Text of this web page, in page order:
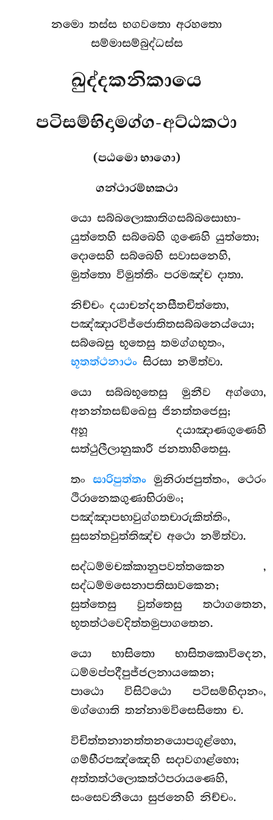
නමො තස්ස භගවතො අරහතො
සම්මාසම්බුද්ධස්ස
ඛුද්දකනිකායෙ
පටිසම්භිදාමග්ග-අට්ඨකථා
(පඨමො භාගො)
ගන්ථාරම්භකථා
යො සබ්බලොකාතිගසබ්බසොභා-
යුත්තෙහි සබ්බෙහි ගුණෙහි යුත්තො;
දොසෙහි සබ්බෙහි සවාසනෙහි,
මුත්තො විමුත්තිං පරමඤ්ච දාතා.
නිච්චං දයාචන්දනසීතචිත්තො,
පඤ්ඤාරවිජ්ජොතිතසබ්බනෙය්යො;
සබ්බෙසු භූතෙසු තමග්ගභූතං,
භූතත්ථනාථංසිරසා නමිත්වා.
යොසබ්බභූතෙසු මුනීව අග්ගො,
අනන්තසඞ්ඛෙසු ජිනත්තජෙසු;
අහූ දයාඤාණගුණෙහි
සත්ථුලීලානුකාරී ජනතාහිතෙසු.
තංසාරිපුත්තං මුනිරාජපුත්තං, ථෙරං
ථිරානෙකගුණාභිරාමං;
පඤ්ඤාපභාවුග්ගතචාරුකිත්තිං,
සුසන්තවුත්තිඤ්ච අථො නමිත්වා.
සද්ධම්මචක්කානුපවත්තකෙන ,
සද්ධම්මසෙනාපතිසාවකෙන;
සුත්තෙසු වුත්තෙසු තථාගතෙන,
භූතත්ථවෙදිත්තමුපාගතෙන.
යො භාසිතො භාසිතකොවිදෙන,
ධම්මප්පදීපුජ්ජලනායකෙන;
පාඨො විසිට්ඨො පටිසම්භිදානං,
මග්ගොති තන්නාමවිසෙසිතො ච.
විචිත්තනානත්තනයොපගූළ්හො,
ගම්භීරපඤ්ඤෙහි සදාවගාළ්හො;
අත්තත්ථලොකත්ථපරායණෙහි,
සංසෙවනීයො සුජනෙහි නිච්චං.